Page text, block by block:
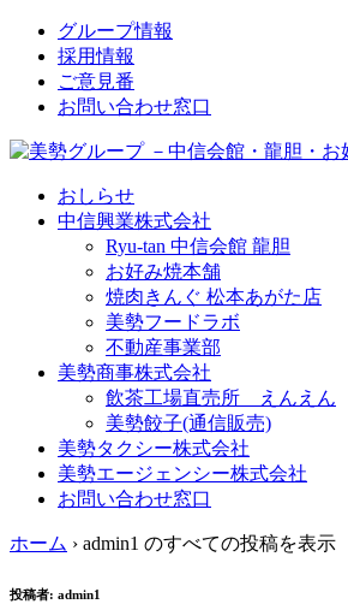
ン
グループ情報
採用情報
ご意見番
お問い合わせ窓口
おしらせ
中信興業株式会社
Ryu-tan 中信会館 龍胆
お好み焼本舗
焼肉きんぐ 松本あがた店
美勢フードラボ
不動産事業部
美勢商事株式会社
飲茶工場直売所 えんえん
美勢餃子(通信販売)
美勢タクシー株式会社
美勢エージェンシー株式会社
お問い合わせ窓口
ホーム › admin1 のすべての投稿を表示
投稿者: admin1